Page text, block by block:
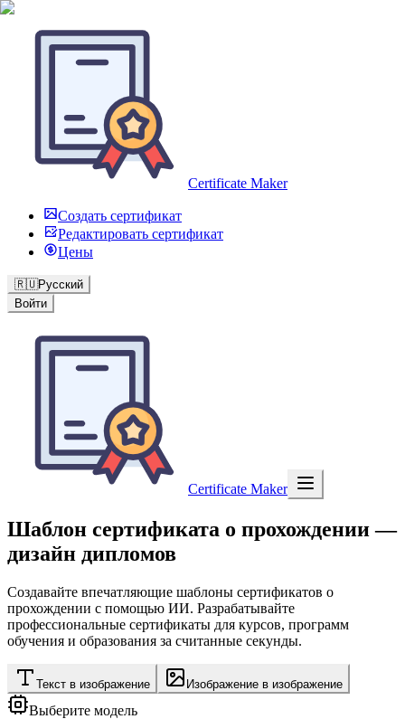
Certificate Maker
Создать сертификат
Редактировать сертификат
Цены
🇷🇺Русский
Войти
Certificate Maker
Шаблон сертификата о прохождении—
дизайн дипломов
Создавайте впечатляющие шаблоны сертификатов о
прохождении с помощью ИИ. Разрабатывайте
профессиональные сертификаты для курсов, программ
обучения и образования за считанные секунды.
Текст в изображение Изображение в изображение
Выберите модель